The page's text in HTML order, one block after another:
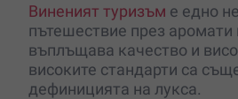
Виненият туризъм е едно
пътешествие през аромати
въплъщава качество и
високите стандарти са
дефиницията на лукса.